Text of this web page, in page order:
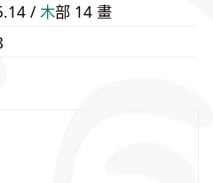
/⽊部 14 畫